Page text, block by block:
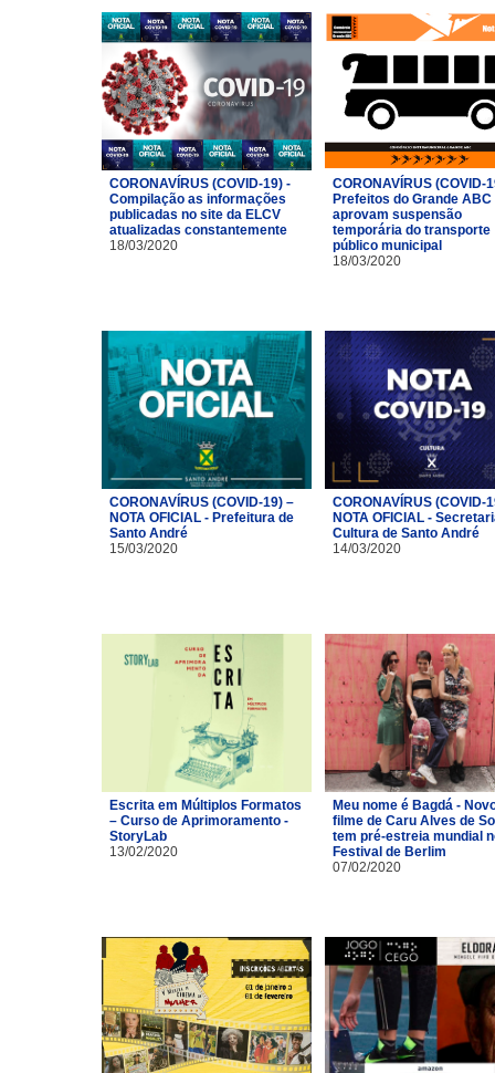
CORONAVÍRUS (COVID-19) -
Compilação as informações
publicadas no site da ELCV
atualizadas constantemente
18/03/2020
CORONAVÍRUS (COVID-
Prefeitos do Grande ABC
aprovam suspensão
temporária do transporte
público municipal
18/03/2020
CORONAVÍRUS (COVID-19) –
NOTA OFICIAL - Prefeitura de
Santo André
15/03/2020
CORONAVÍRUS (COVID-
NOTA OFICIAL -
Cultura de Santo André
14/03/2020
Escrita em Múltiplos Formatos
– Curso de Aprimoramento -
StoryLab
13/02/2020
Meu nome é Bagdá -
filme de Caru Alves de
tem pré-estreia mundial
Festival de Berlim
07/02/2020